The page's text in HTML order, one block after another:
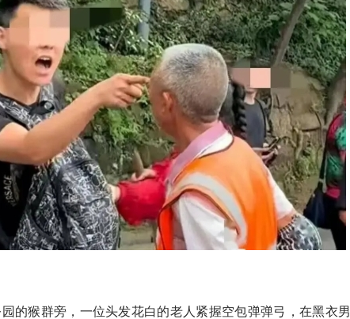
的猴群旁，一位头发花白的老人紧握空包弹弹弓，在黑衣男